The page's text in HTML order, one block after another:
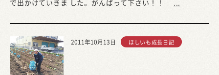
で出かけていきま した。がんばって下さい！！ ...
2011年10月13日 ほしいも成長日記